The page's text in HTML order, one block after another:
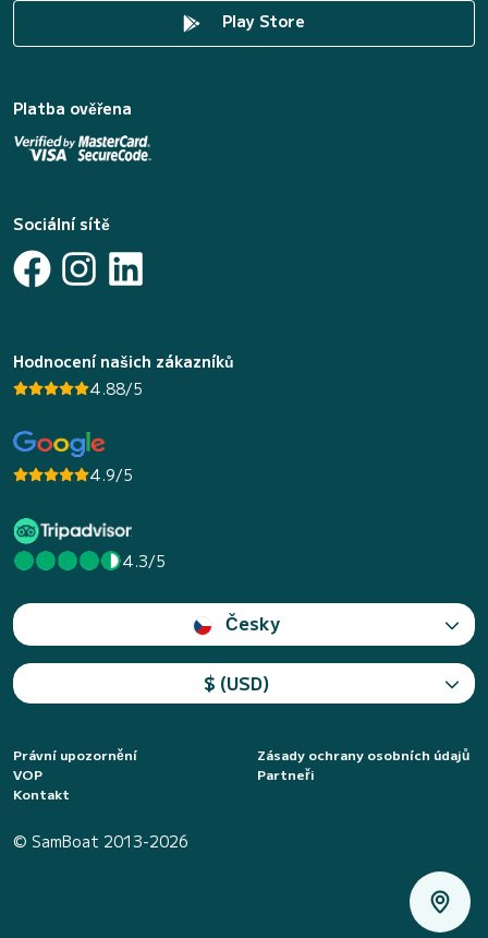
Play Store
Platba ověřena
Sociální sítě
Hodnocení našich zákazníků
4.88/5
4.9/5
4.3/5
Česky
$ (USD)
Právní upozornění
Zásady ochrany osobních údajů
VOP
Partneři
Kontakt
© SamBoat 2013-2026